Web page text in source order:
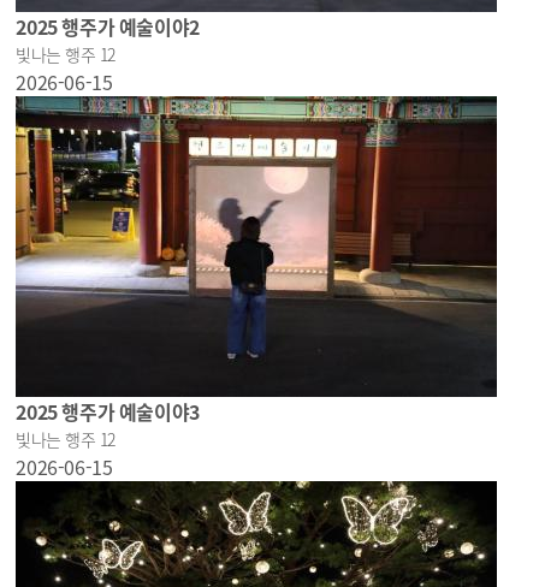
2025 행주가 예술이야2
빛나는 행주 12
2026-06-15
2025 행주가 예술이야3
빛나는 행주 12
2026-06-15